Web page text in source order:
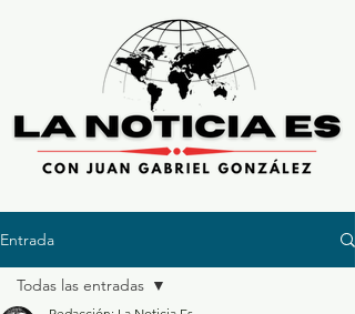
Entrada
Todas las entradas